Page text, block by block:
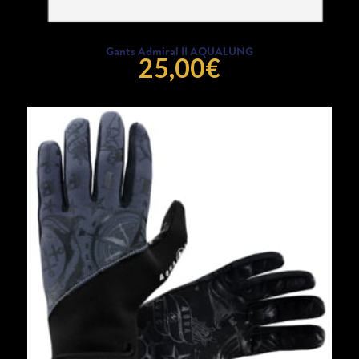
Gants Admiral II AQUALUNG
25,00€